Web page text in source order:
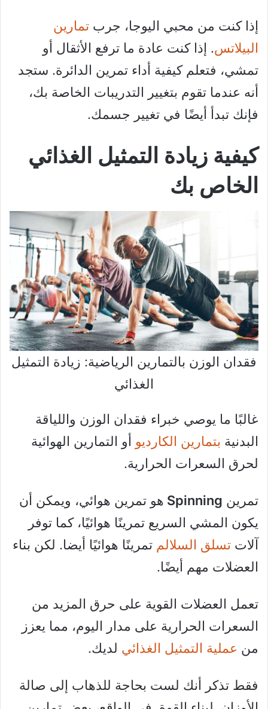
إذا كنت من محبي اليوجا، جرب تمارين
البيلاتس. إذا كنت عادة ما ترفع الأثقال أو
تمشي، فتعلم كيفية أداء تمرين الدائرة. ستجد
أنه عندما تقوم بتغيير التدريبات الخاصة بك،
فإنك تبدأ أيضًا في تغيير جسمك.
كيفية زيادة التمثيل الغذائي
الخاص بك
فقدان الوزن بالتمارين الرياضية: زيادة التمثيل
الغذائي
غالبًا ما يوصي خبراء فقدان الوزن واللياقة
البدنية بتمارين الكارديو أو التمارين الهوائية
لحرق السعرات الحرارية.
تمرين Spinning هو تمرين هوائي، ويمكن أن
يكون المشي السريع تمرينًا هوائيًا، كما توفر
آلات تسلق السلالم تمرينًا هوائيًا أيضا. لكن بناء
العضلات مهم أيضًا.
تعمل العضلات القوية على حرق المزيد من
السعرات الحرارية على مدار اليوم، مما يعزز
من عملية التمثيل الغذائي لديك.
فقط تذكر أنك لست بحاجة للذهاب إلى صالة